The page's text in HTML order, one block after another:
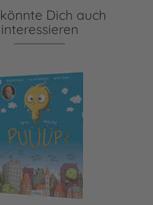
Dich auch
interessieren